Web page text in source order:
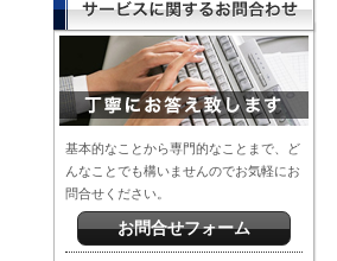
基本的なことから専門的なことまで、ど
んなことでも構いませんのでお気軽にお
問合せください。
お問合せフォーム